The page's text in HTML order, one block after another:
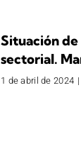
Situación
sectorial.
1 de abril de 2024 |